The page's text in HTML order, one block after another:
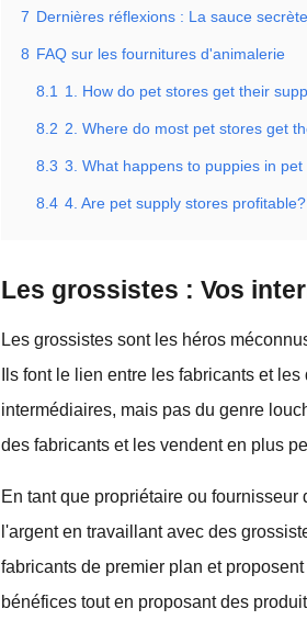
7 Dernières réflexions : La sauce
8 FAQ sur les fournitures d'animalerie
8.1 1. How do pet stores get their
8.2 2. Where do most pet stores get
8.3 3. What happens to puppies in pet
8.4 4. Are pet supply stores profitable?
Les grossistes : Vos
Les grossistes sont les héros
Ils font le lien entre les fabricants et
intermédiaires, mais pas du genre
des fabricants et les vendent en plus
En tant que propriétaire ou
l'argent en travaillant avec des
fabricants de premier plan et
bénéfices tout en proposant des